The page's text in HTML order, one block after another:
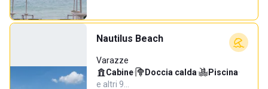
Nautilus Beach
Varazze
Cabine· Doccia calda· Piscina·
e altri 9…